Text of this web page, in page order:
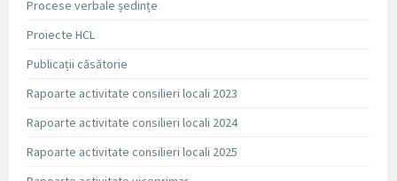
Procese verbale ședințe
Proiecte HCL
Publicații căsătorie
Rapoarte activitate consilieri locali 2023
Rapoarte activitate consilieri locali 2024
Rapoarte activitate consilieri locali 2025